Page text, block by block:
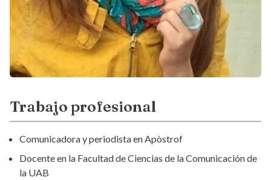
Trabajo profesional
Comunicadora y periodista enApòstrof
Docente en la Facultad de Ciencias de la Comunicación de
la UAB